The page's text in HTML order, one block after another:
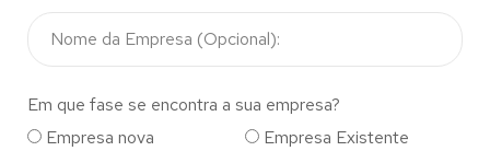
Em que fase se encontra a sua empresa?
Empresa nova
Empresa Existente